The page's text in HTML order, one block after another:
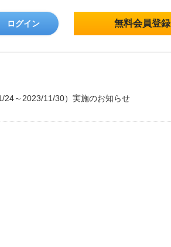
ログイン 無料会員登録
24～2023/11/30）実施のお知らせ